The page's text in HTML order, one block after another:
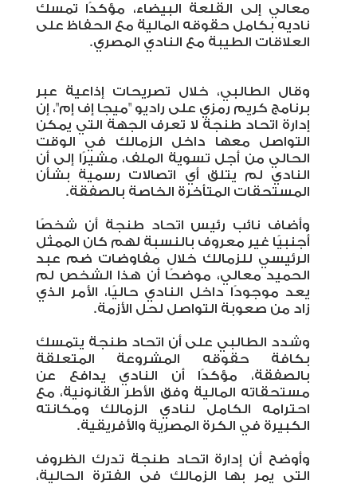
معالي إلى القلعة البيضاء، مؤكدًا تمسك
ناديه بكامل حقوقه المالية مع الحفاظ على
العلاقات الطيبة مع النادي المصري.
وقال الطالبي، خلال تصريحات إذاعية عبر
برنامج كريم رمزي على راديو "ميجا إف إم"، إن
إدارة اتحاد طنجة لا تعرف الجهة التي يمكن
التواصل معها داخل الزمالك في الوقت
الحالي من أجل تسوية الملف، مشيرًا إلى أن
النادي لم يتلق أي اتصالات رسمية بشأن
المستحقات المتأخرة الخاصة بالصفقة.
وأضاف نائب رئيس اتحاد طنجة أن شخصًا
أجنبيًا غير معروف بالنسبة لهم كان الممثل
الرئيسي للزمالك خلال مفاوضات ضم عبد
الحميد معالي، موضحًا أن هذا الشخص لم
يعد موجودًا داخل النادي حاليًا، الأمر الذي
زاد من صعوبة التواصل لحل الأزمة.
وشدد الطالبي على أن اتحاد طنجة يتمسك
بكافة حقوقه المشروعة المتعلقة
بالصفقة، مؤكدًا أن النادي يدافع عن
مستحقاته المالية وفق الأطر القانونية، مع
احترامه الكامل لنادي الزمالك ومكانته
الكبيرة في الكرة المصرية والأفريقية.
وأوضح أن إدارة اتحاد طنجة تدرك الظروف
التي يمر بها الزمالك في الفترة الحالية،